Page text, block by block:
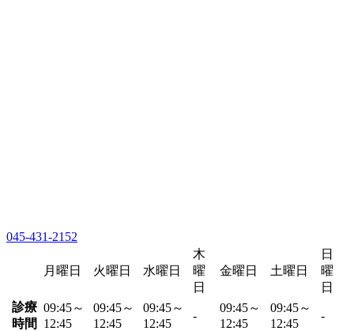
045-431-2152
月曜日 火曜日 水曜日
木
曜
日
金曜日 土曜日
日
曜
日
診療
時間
09:45～
12:45
09:45～
12:45
09:45～
12:45
-
09:45～
12:45
09:45～
12:45
-